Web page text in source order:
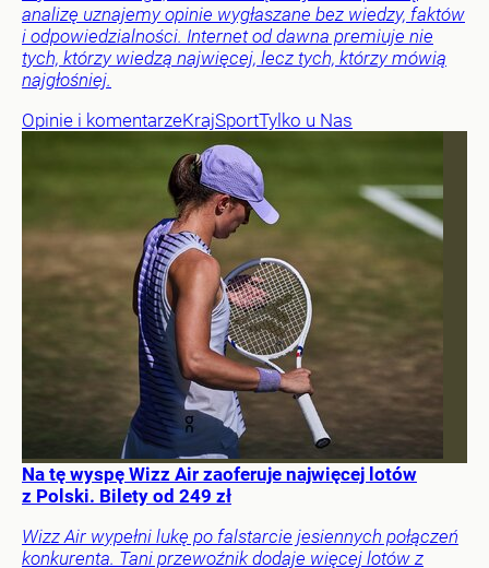
analizę uznajemy opinie wygłaszane bez wiedzy, faktów
i odpowiedzialności. Internet od dawna premiuje nie
tych, którzy wiedzą najwięcej, lecz tych, którzy mówią
najgłośniej.
Opinie i komentarzeKrajSportTylko u Nas
Na tę wyspę Wizz Air zaoferuje najwięcej lotów
z Polski. Bilety od 249 zł
Wizz Air wypełni lukę po falstarcie jesiennych połączeń
konkurenta. Tani przewoźnik dodaje więcej lotów z